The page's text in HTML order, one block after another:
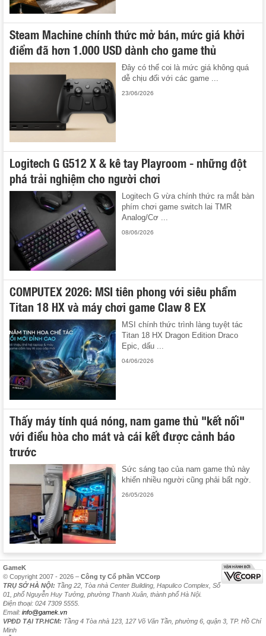
Steam Machine chính thức mở bán, mức giá khởi
điểm đã hơn 1.000 USD dành cho game thủ
Đây có thể coi là mức giá không quá
dễ chịu đối với các game ...
23/06/2026
Logitech G G512 X & kê tay Playroom - những đột
phá trải nghiệm cho người chơi
Logitech G vừa chính thức ra mắt bàn
phím chơi game switch lai TMR
Analog/Cơ ...
08/06/2026
COMPUTEX 2026: MSI tiên phong với siêu phẩm
Titan 18 HX và máy chơi game Claw 8 EX
MSI chính thức trình làng tuyệt tác
Titan 18 HX Dragon Edition Draco
Epic, dấu ...
04/06/2026
Thấy máy tính quá nóng, nam game thủ "kết nối"
với điều hòa cho mát và cái kết được cảnh báo
trước
Sức sáng tạo của nam game thủ này
khiến nhiều người cũng phải bất ngờ.
26/05/2026
GameK
© Copyright 2007 - 2026 – Công ty Cổ phần VCCorp
TRỤ SỞ HÀ NỘI: Tầng 22, Tòa nhà Center Building, Hapulico Complex, Số
01, phố Nguyễn Huy Tưởng, phường Thanh Xuân, thành phố Hà Nội.
Điện thoại: 024 7309 5555.
Email: info@gamek.vn
VPĐD TẠI TP.HCM: Tầng 4 Tòa nhà 123, 127 Võ Văn Tần, phường 6, quận 3, TP. Hồ Chí
Minh